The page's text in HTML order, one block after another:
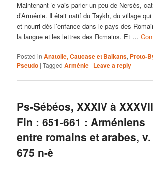
Maintenant je vais parler un peu de Nersès,
d’Arménie. Il était natif du Taykh, du village qui
et nourri dès l’enfance dans le pays des
la langue et les lettres des Romains. Et …
Posted in Anatolie, Caucase et Balkans, Proto-
Pseudo |Tagged Arménie | Leave a reply
Ps-Sébéos, XXXIV à
Fin : 651-661 : Arméniens
entre romains et arabes, v.
675 n-è